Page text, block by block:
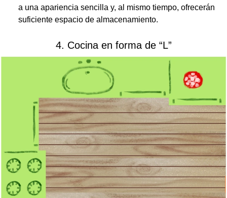
a una apariencia sencilla y, al mismo tiempo, ofrecerán
suficiente espacio de almacenamiento.
4. Cocina en forma de “L”